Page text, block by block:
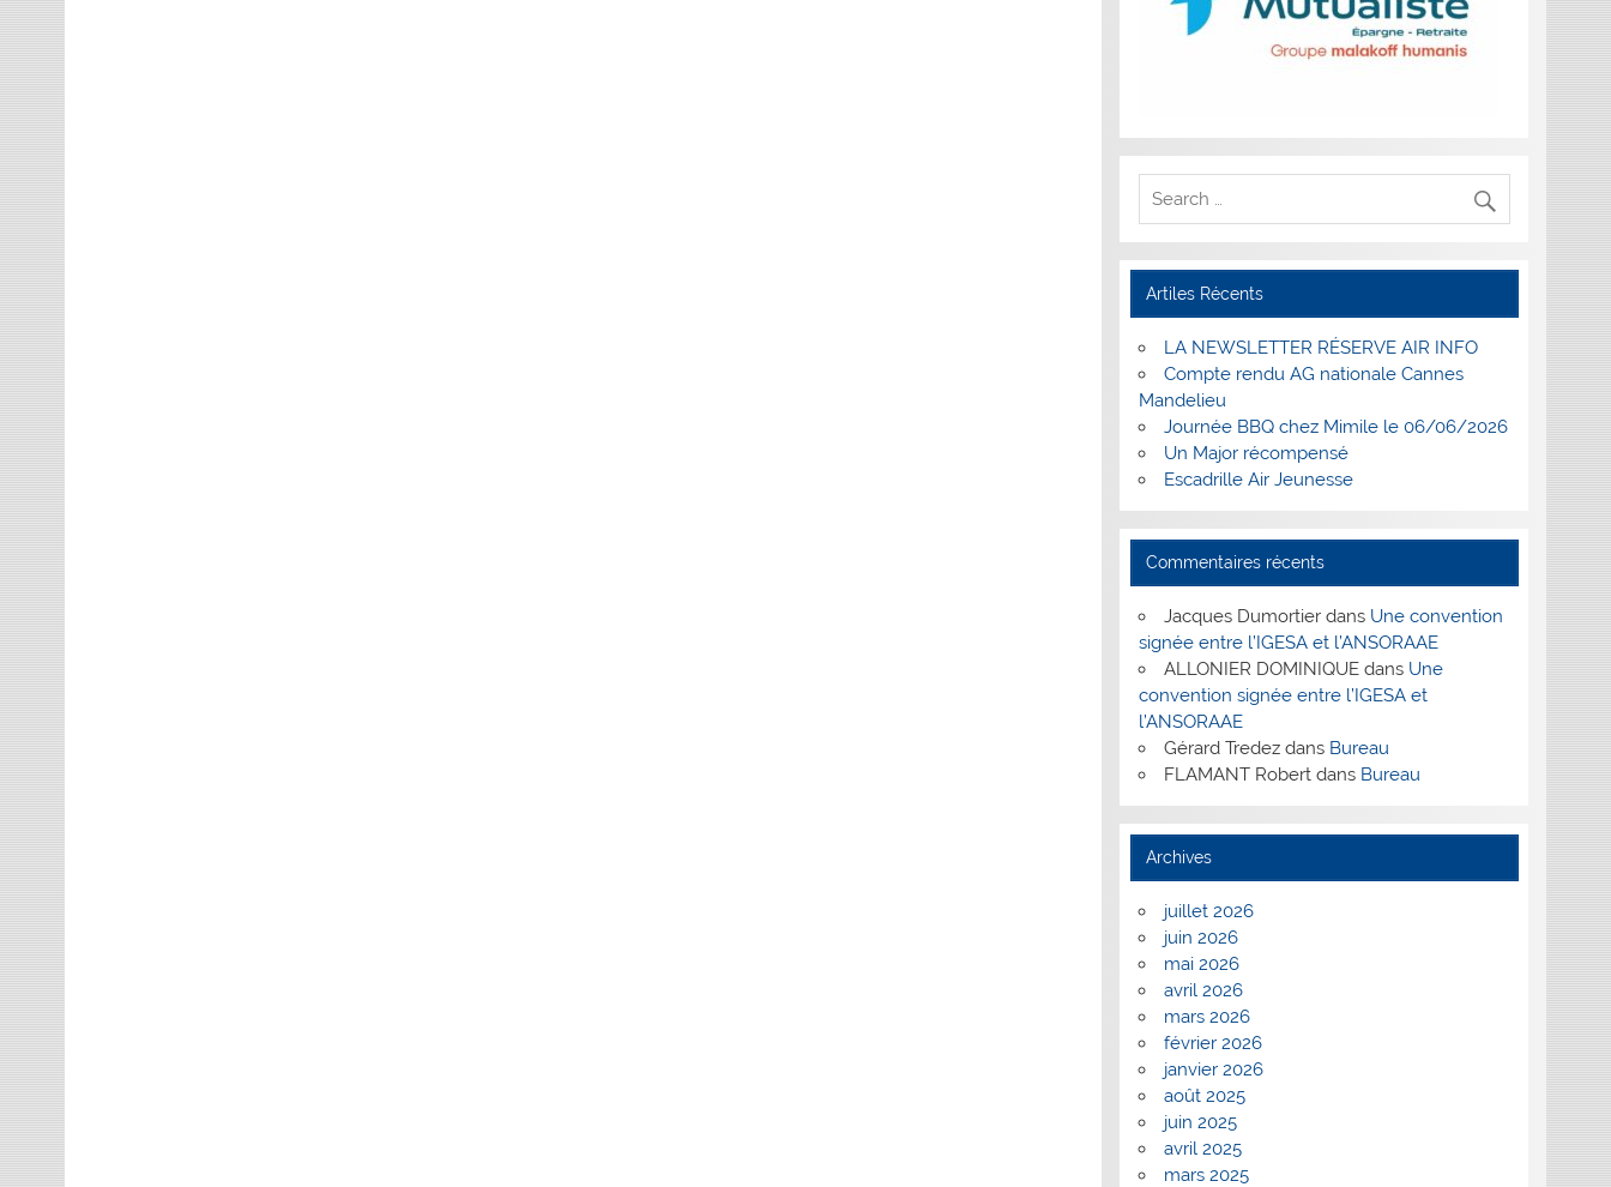
Artiles Récents
LA NEWSLETTER RÉSERVE AIR INFO
Compte rendu AG nationale Cannes
Mandelieu
Journée BBQ chez Mimile le 06/06/2026
Un Major récompensé
Escadrille Air Jeunesse
Commentaires récents
Jacques Dumortierdans Une convention
signée entre l’IGESA et l’ANSORAAE
ALLONIER DOMINIQUEdans Une
convention signée entre l’IGESA et
l’ANSORAAE
Gérard Tredezdans Bureau
FLAMANT Robertdans Bureau
Archives
juillet 2026
juin 2026
mai 2026
avril 2026
mars 2026
février 2026
janvier 2026
août 2025
juin 2025
avril 2025
mars 2025